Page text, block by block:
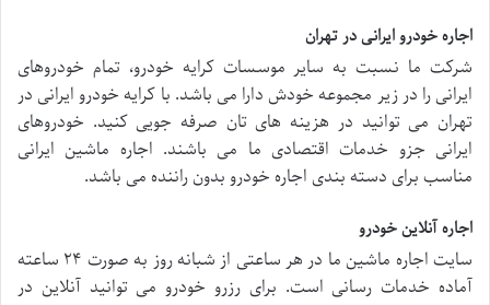
اجاره خودرو ایرانی در تهران
شرکت ما نسبت به سایر موسسات کرایه خودرو، تمام خودروهای
ایرانی را در زیر مجموعه خودش دارا می باشد. با کرایه خودرو ایرانی در
تهران می توانید در هزینه های تان صرفه جویی کنید. خودروهای
ایرانی جزو خدمات اقتصادی ما می باشند. اجاره ماشین ایرانی
مناسب برای دسته بندی اجاره خودرو بدون راننده می باشد.
اجاره آنلاین خودرو
سایت اجاره ماشین ما در هر ساعتی از شبانه روز به صورت ۲۴ ساعته
آماده خدمات رسانی است. برای رزرو خودرو می توانید آنلاین در